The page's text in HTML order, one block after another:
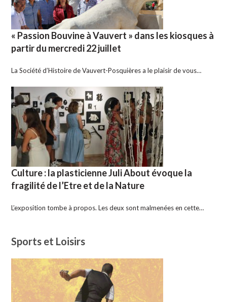
« Passion Bouvine à Vauvert » dans les kiosques à
partir du mercredi 22 juillet
La Société d’Histoire de Vauvert-Posquières a le plaisir de vous…
Culture : la plasticienne Juli About évoque la
fragilité de l’Etre et de la Nature
L’exposition tombe à propos. Les deux sont malmenées en cette…
Sports et Loisirs